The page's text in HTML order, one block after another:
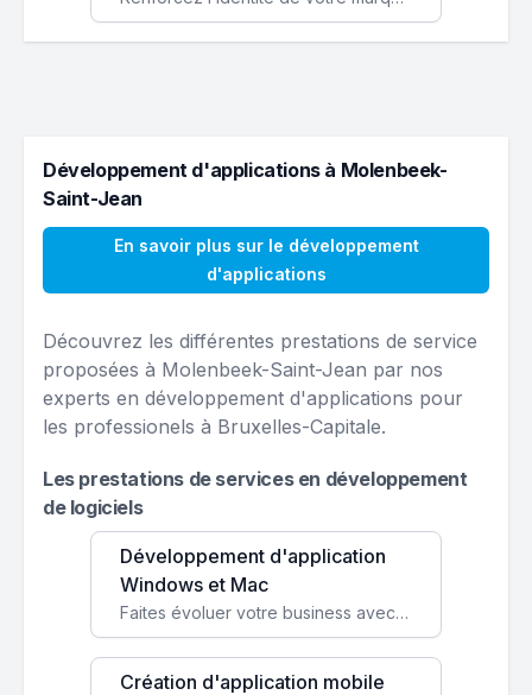
Développement d'applications à Molenbeek-
Saint-Jean
En savoir plus sur le développement
d'applications
Découvrez les différentes prestations de service
proposées à Molenbeek-Saint-Jean par nos
experts en développement d'applications pour
les professionels à Bruxelles-Capitale.
Les prestations de services en développement
de logiciels
Développement d'application
Windows et Mac
Faites évoluer votre business avec des solutions logicielles personnalisées, parfaitement adaptées à vos besoins spécifiques.
Création d'application mobile